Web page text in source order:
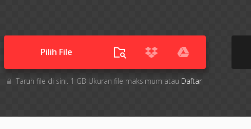
Pilih File
Taruh file di sini. 1 GB Ukuran file maksimum atau Daftar